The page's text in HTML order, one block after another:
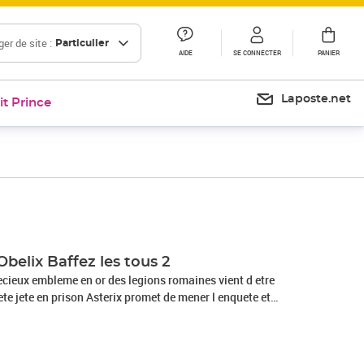
de site : Particulier
AIDE SE CONNECTER PANIER
Prince Laposte.net
Baffez les tous 2
embleme en or des legions romaines vient d etre
jete en prison Asterix promet de mener l enquete et
en securite au village. Les deux guerriers gaulois se
rumeurs et des intrigues de la ville... Et c est evidemment